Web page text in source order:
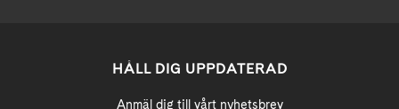
HÅLL DIG UPPDATERAD
Anmäl dig till vårt nyhetsbrev